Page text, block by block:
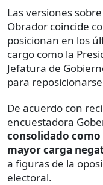
Las versiones
Obrador coincide
posicionan en los
cargo como la
Jefatura de
para
De acuerdo con
encuestadora
consolidado
mayor carga
a figuras de la
electoral.